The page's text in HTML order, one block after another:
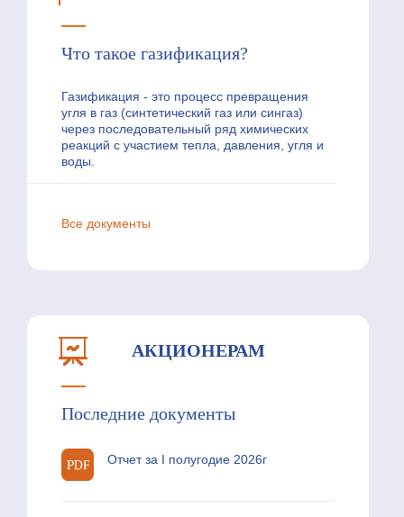
Что такое газификация?
Газификация - это процесс превращения
угля в газ (синтетический газ или сингаз)
через последовательный ряд химических
реакций с участием тепла, давления, угля и
воды.
Все документы
АКЦИОНЕРАМ
Последние документы
Отчет за I полугодие 2026г